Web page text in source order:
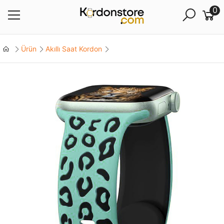
0
Ürün Akıllı Saat Kordon